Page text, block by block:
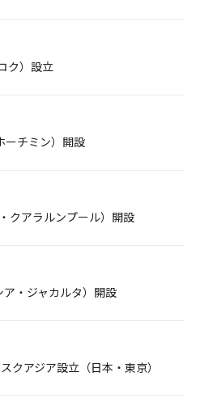
ク）設立
ーチミン）開設
クアラルンプール）開設
・ジャカルタ）開設
クアジア設立（日本・東京）